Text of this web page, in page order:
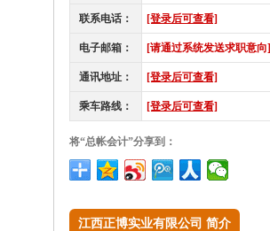
联系电话： [登录后可查看]
电子邮箱： [请通过系统发送求职意向]
通讯地址： [登录后可查看]
乘车路线： [登录后可查看]
将“总帐会计”分享到：
江西正博实业有限公司 简介